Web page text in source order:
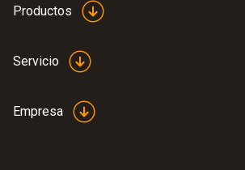
Productos
Servicio
Empresa